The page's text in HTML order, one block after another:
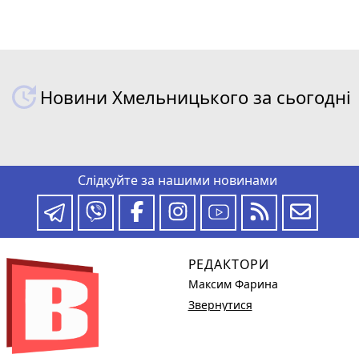
Новини Хмельницького за сьогодні
Слідкуйте за нашими новинами
РЕДАКТОРИ
Максим Фарина
Звернутися